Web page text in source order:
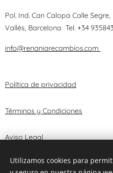
Pol. Ind. Can Calopa Calle
Vallés, Barcelona Tel. +34
info@renaniarecambios.com
Política de privacidad
Términos y Condiciones
Aviso Legal
Utilizamos cookies para